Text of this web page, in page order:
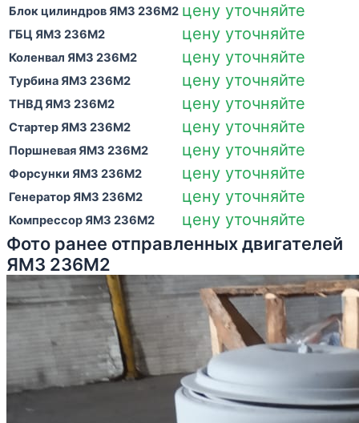
Блок цилиндров ЯМЗ 236М2 цену уточняйте
ГБЦ ЯМЗ 236М2 цену уточняйте
Коленвал ЯМЗ 236М2 цену уточняйте
Турбина ЯМЗ 236М2 цену уточняйте
ТНВД ЯМЗ 236М2 цену уточняйте
Стартер ЯМЗ 236М2 цену уточняйте
Поршневая ЯМЗ 236М2 цену уточняйте
Форсунки ЯМЗ 236М2 цену уточняйте
Генератор ЯМЗ 236М2 цену уточняйте
Компрессор ЯМЗ 236М2 цену уточняйте
Фото ранее отправленных двигателей
ЯМЗ 236М2